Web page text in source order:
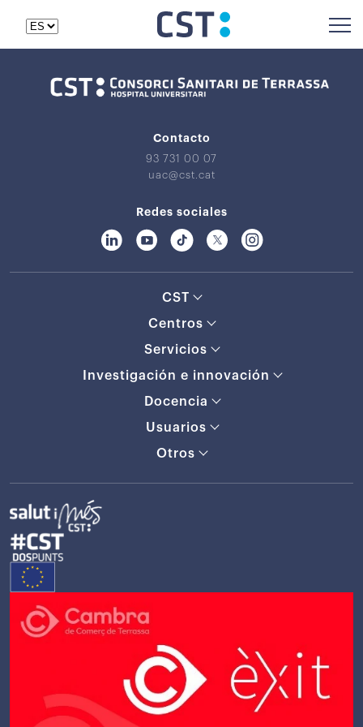
Contacto
93 731 00 07
uac@cst.cat
Redes sociales
CST
Centros
Servicios
Investigación e innovación
Docencia
Usuarios
Otros